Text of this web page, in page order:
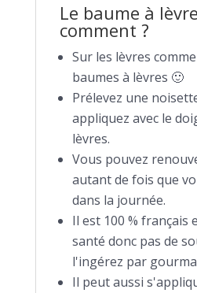
Le baume à
comment ?
Sur les lèvres
baumes à lèvres 🙂
Prélevez une
appliquez avec le
lèvres.
Vous pouvez
autant de fois que
dans la journée.
Il est 100 % français
santé donc pas de
l'ingérez par
Il peut aussi